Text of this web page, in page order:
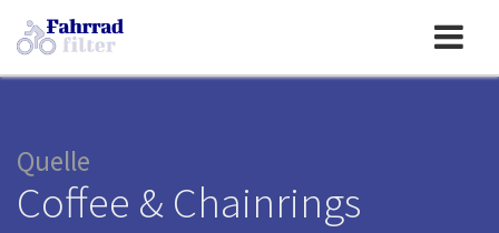
Toggle
navigation
Quelle
Coffee & Chainrings